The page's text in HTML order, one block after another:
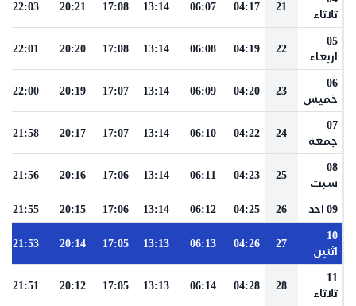
ثلاثاء
21
04:17
06:07
13:14
17:08
20:21
22:03
05
اربعاء
22
04:19
06:08
13:14
17:08
20:20
22:01
06
خميس
23
04:20
06:09
13:14
17:07
20:19
22:00
07
جمعة
24
04:22
06:10
13:14
17:07
20:17
21:58
08
سبت
25
04:23
06:11
13:14
17:06
20:16
21:56
09 احد 26
04:25
06:12
13:14
17:06
20:15
21:55
10
اثنين
27
04:26
06:13
13:13
17:05
20:14
21:53
11
ثلاثاء
28
04:28
06:14
13:13
17:05
20:12
21:51